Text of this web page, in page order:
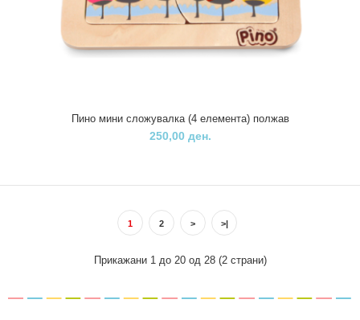
Пино мини сложувалка (4 елемента) полжав
250,00 ден.
1 2 > >|
Прикажани 1 до 20 од 28 (2 страни)